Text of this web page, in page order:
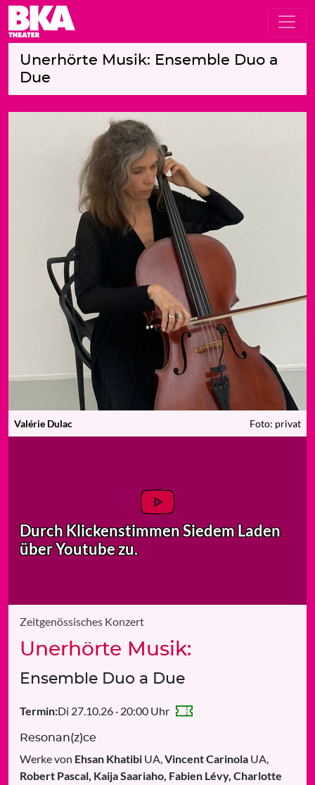
Unerhörte Musik: Ensemble Duo a
Due
Valérie Dulac Foto: privat
Durch Klickenstimmen Siedem Laden
über Youtube zu.
Zeitgenössisches Konzert
Unerhörte Musik:
Ensemble Duo a Due
Termin:Di 27.10.26 · 20:00 Uhr
Resonan(z)ce
Werke von Ehsan Khatibi UA,Vincent Carinola UA,
Robert Pascal, Kaija Saariaho, Fabien Lévy, Charlotte